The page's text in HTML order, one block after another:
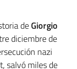
deGiorgio
diciembre de
nazi
salvó miles de